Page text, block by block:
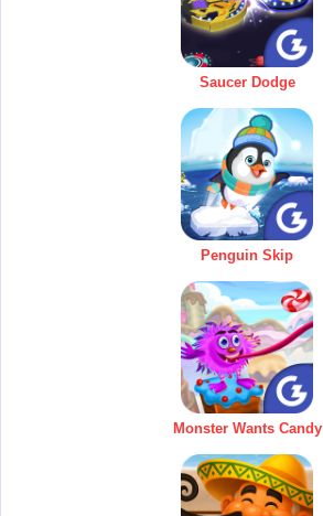
Saucer Dodge
Penguin Skip
Monster Wants Candy